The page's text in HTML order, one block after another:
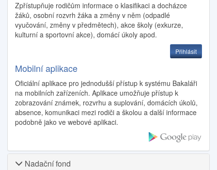
Zpřístupňuje rodičům informace o klasifikaci a docházce
žáků, osobní rozvrh žáka a změny v něm (odpadlé
vyučování, změny v předmětech), akce školy (exkurze,
kulturní a sportovní akce), domácí úkoly apod.
Přihlásit
Mobilní aplikace
Oficiální aplikace pro jednodušší přístup k systému Bakaláři
na mobilních zařízeních. Aplikace umožňuje přístup k
zobrazování známek, rozvrhu a suplování, domácích úkolů,
absence, komunikaci mezi rodiči a školou a další informace
podobně jako ve webové aplikaci.
Nadační fond